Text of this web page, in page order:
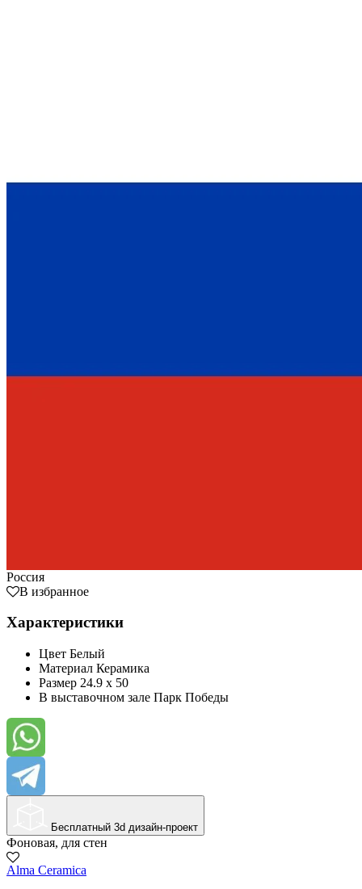
Россия
В избранное
Характеристики
Цвет Белый
Материал Керамика
Размер 24.9 x 50
В выставочном зале Парк Победы
Бесплатный 3d дизайн-проект
Фоновая, для стен
Alma Ceramica